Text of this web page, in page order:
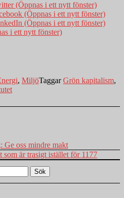
(Öppnas i ett nytt fönster)
(Öppnas i ett nytt fönster)
(Öppnas i ett nytt fönster)
i ett nytt fönster)
, MiljöTaggarGrön kapitalism,
Ge oss mindre makt
som är trasigt istället för 1177
Sök